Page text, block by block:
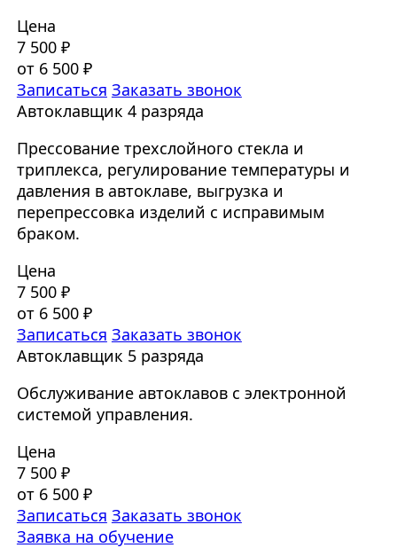
Цена
7 500 ₽
от 6 500 ₽
Записаться Заказать звонок
Автоклавщик 4 разряда
Прессование трехслойного стекла и
триплекса, регулирование температуры и
давления в автоклаве, выгрузка и
перепрессовка изделий с исправимым
браком.
Цена
7 500 ₽
от 6 500 ₽
Записаться Заказать звонок
Автоклавщик 5 разряда
Обслуживание автоклавов с электронной
системой управления.
Цена
7 500 ₽
от 6 500 ₽
Записаться Заказать звонок
Заявка на обучение